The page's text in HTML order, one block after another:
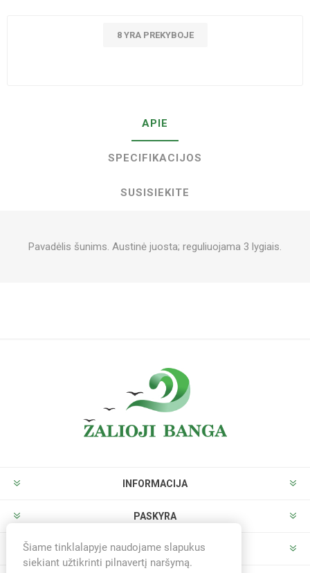
8 YRA PREKYBOJE
APIE
SPECIFIKACIJOS
SUSISIEKITE
Pavadėlis šunims. Austinė juosta; reguliuojama 3 lygiais.
INFORMACIJA
PASKYRA
PARDUOTUVĖ
Šiame tinklalapyje naudojame slapukus
siekiant užtikrinti pilnavertį naršymą.